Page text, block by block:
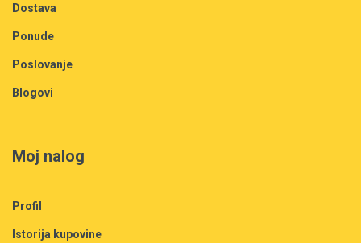
Dostava
Ponude
Poslovanje
Blogovi
Moj nalog
Profil
Istorija kupovine